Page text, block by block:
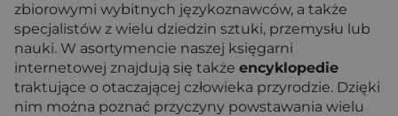
zbiorowymi wybitnych językoznawców, a także
specjalistów z wielu dziedzin sztuki, przemysłu lub
nauki. W asortymencie naszej księgarni
internetowej znajdują się także encyklopedie
traktujące o otaczającej człowieka przyrodzie. Dzięki
nim można poznać przyczyny powstawania wielu